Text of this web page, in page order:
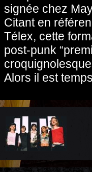
signée chez
Citant en
Télex, cette
post-punk
Alors il est